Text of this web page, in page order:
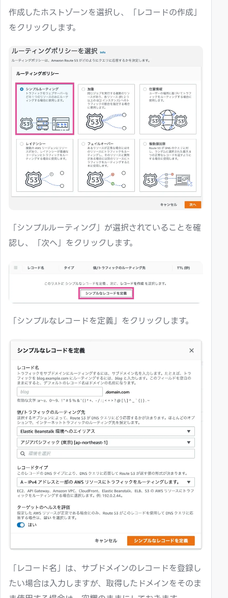
作成したホストゾーンを選択し、「レコードの作成」
をクリックします。
「シンプルルーティング」が選択されていることを確
認し、「次へ」をクリックします。
「シンプルなレコードを定義」をクリックします。
「レコード名」は、サブドメインのレコードを登録し
たい場合は入力しますが、取得したドメインをそのま